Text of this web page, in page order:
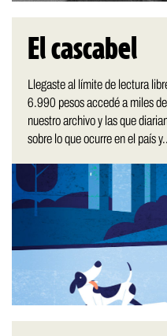
El cascabel
Llegaste al límite de lectura
6.990 pesos accedé a miles
nuestro archivo y las que
sobre lo que ocurre en el país